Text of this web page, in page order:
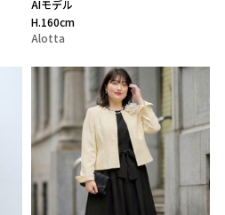
AIモデル
H.160cm
Alotta